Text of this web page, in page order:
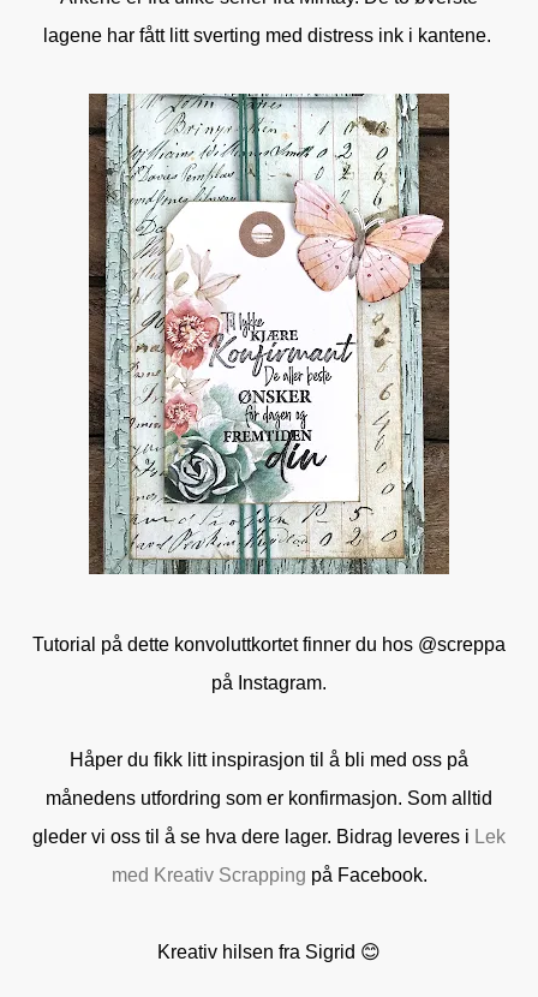
lagene har fått litt sverting med distress ink i kantene.
Tutorial på dette konvoluttkortet finner du hos @screppa
på Instagram.
Håper du fikk litt inspirasjon til å bli med oss på
månedens utfordring som er konfirmasjon. Som alltid
gleder vi oss til å se hva dere lager. Bidrag leveres i Lek
med Kreativ Scrapping på Facebook.
Kreativ hilsen fra Sigrid 😊